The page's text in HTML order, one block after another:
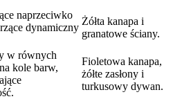
naprzeciwko
dynamiczny
Żółta kanapa i
granatowe ściany.
w równych
kole barw,
Fioletowa kanapa,
żółte zasłony i
turkusowy dywan.